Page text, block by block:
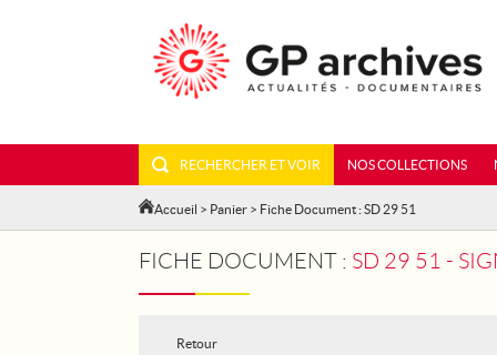
RECHERCHER ET VOIR NOS COLLECTIONS
Accueil > Panier > Fiche Document : SD 29 51
FICHE DOCUMENT : SD 29 51 -
Retour